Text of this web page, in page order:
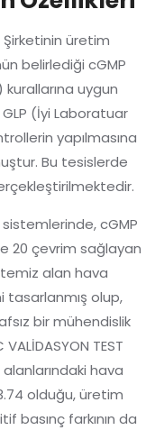
üretim
belirlediği cGMP
uygun
(İyi Laboratuar
yapılmasına
Bu tesislerde
cGMP
20 çevrim sağlayan
temiz alan hava
olup,
bir mühendislik
TEST
hava
olduğu, üretim
basınç farkının da